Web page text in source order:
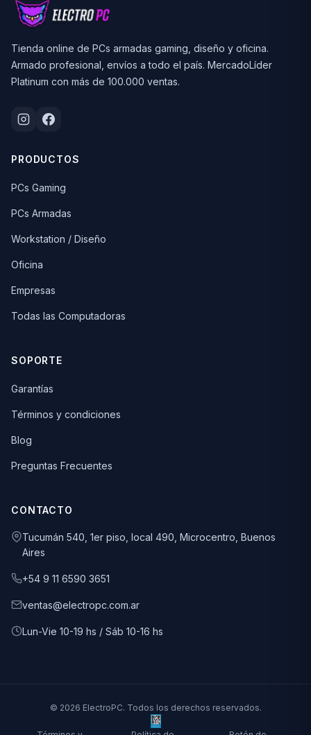
Tienda online de PCs armadas gaming, diseño y oficina.
Armado profesional, envíos a todo el país. MercadoLíder
Platinum con más de 100.000 ventas.
PRODUCTOS
PCs Gaming
PCs Armadas
Workstation / Diseño
Oficina
Empresas
Todas las Computadoras
SOPORTE
Garantías
Términos y condiciones
Blog
Preguntas Frecuentes
CONTACTO
Tucumán 540, 1er piso, local 490, Microcentro, Buenos
Aires
+54 9 11 6590 3651
ventas@electropc.com.ar
Lun-Vie 10-19 hs / Sáb 10-16 hs
© 2026 ElectroPC. Todos los derechos reservados.